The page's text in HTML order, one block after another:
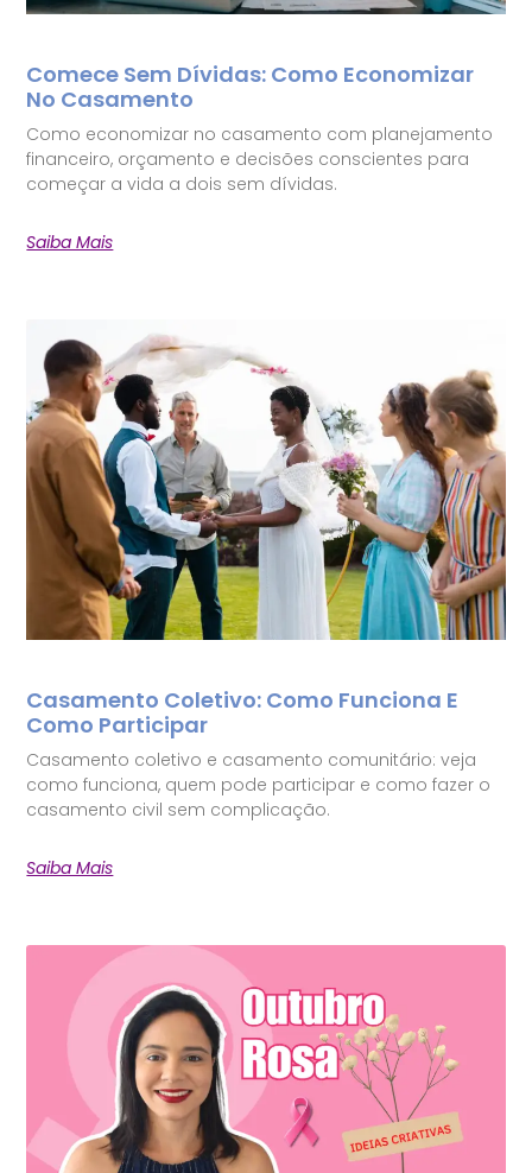
Comece Sem Dívidas: Como Economizar
No Casamento
Como economizar no casamento com planejamento
financeiro, orçamento e decisões conscientes para
começar a vida a dois sem dívidas.
Saiba Mais
Casamento Coletivo: Como Funciona E
Como Participar
Casamento coletivo e casamento comunitário: veja
como funciona, quem pode participar e como fazer o
casamento civil sem complicação.
Saiba Mais